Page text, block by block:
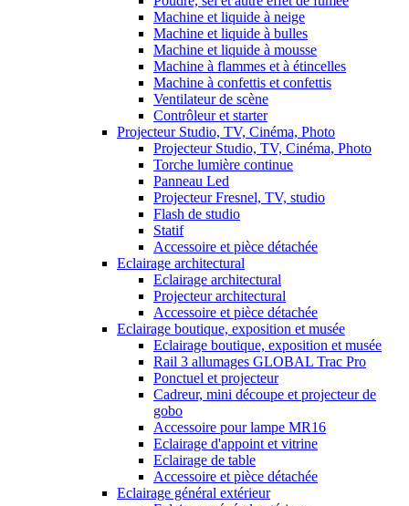
Machine et liquide à neige
Machine et liquide à bulles
Machine et liquide à mousse
Machine à flammes et à étincelles
Machine à confettis et confettis
Ventilateur de scène
Contrôleur et starter
Projecteur Studio, TV, Cinéma, Photo
Projecteur Studio, TV, Cinéma, Photo
Torche lumière continue
Panneau Led
Projecteur Fresnel, TV, studio
Flash de studio
Statif
Accessoire et pièce détachée
Eclairage architectural
Eclairage architectural
Projecteur architectural
Accessoire et pièce détachée
Eclairage boutique, exposition et musée
Eclairage boutique, exposition et musée
Rail 3 allumages GLOBAL Trac Pro
Ponctuel et projecteur
Cadreur, mini découpe et projecteur de
gobo
Accessoire pour lampe MR16
Eclairage d'appoint et vitrine
Eclairage de table
Accessoire et pièce détachée
Eclairage général extérieur